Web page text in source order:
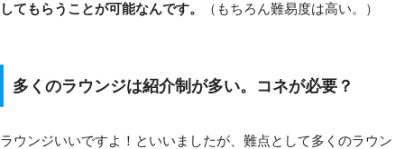
してもらうことが可能なんです。
（もちろん難易度は高い。）
多くのラウンジは紹介制が多い。コネが必要？
ラウンジいいですよ！といいましたが、難点として多くのラウン